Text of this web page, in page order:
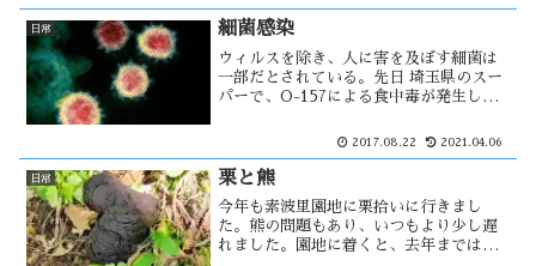
なってからは、どぶろくを隠れて製造す
日常 細菌感染
ウィルスを除き、人に害を及ぼす細菌は
一部だとされている。先日 埼玉県のスー
パーで、O-157による食中毒が発生し
衛生管理でほぼ防止する事が出来る。潔
質とも思えるキレイ好きでは、耐菌力
2017.08.22 2021.04.06
日常 栗と熊
今年も素波里園地に栗拾いに行きまし
た。熊の問題もあり、いつもより少し遅
れました。園地に着くと、去年までは見